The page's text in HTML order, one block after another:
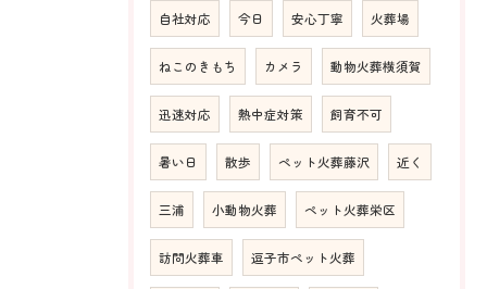
自社対応 今日 安心丁寧 火葬場
ねこのきもち カメラ 動物火葬横須賀
迅速対応 熱中症対策 飼育不可
暑い日 散歩 ペット火葬藤沢 近く
三浦 小動物火葬 ペット火葬栄区
訪問火葬車 逗子市ペット火葬